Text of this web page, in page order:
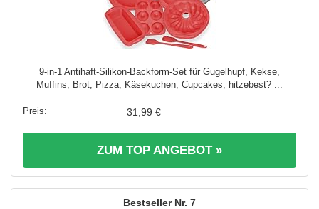
9-in-1 Antihaft-Silikon-Backform-Set für Gugelhupf, Kekse,
Muffins, Brot, Pizza, Käsekuchen, Cupcakes, hitzebest? ...
31,99 €
ZUM TOP ANGEBOT »
7